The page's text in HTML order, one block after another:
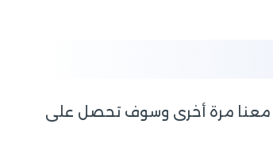
معنا مرة أخرى وسوف تحصل على